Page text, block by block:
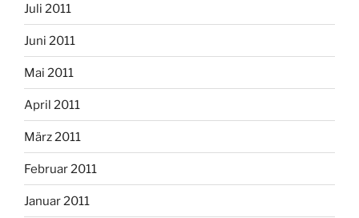
Juli 2011
Juni 2011
Mai 2011
April 2011
März 2011
Februar 2011
Januar 2011